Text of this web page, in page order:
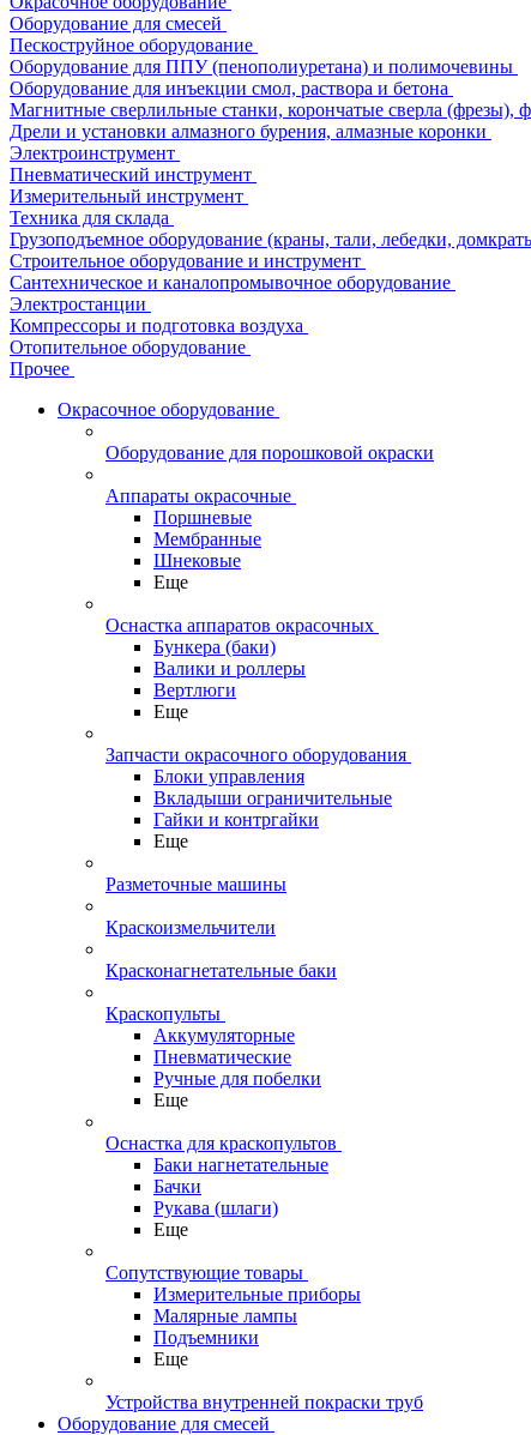
Оборудование для смесей
Пескоструйное оборудование
Оборудование для ППУ (пенополиуретана) и полимочевины
Оборудование для инъекции смол, раствора и бетона
Магнитные сверлильные станки, корончатые сверла (фрезы),
Дрели и установки алмазного бурения, алмазные коронки
Электроинструмент
Пневматический инструмент
Измерительный инструмент
Техника для склада
Грузоподъемное оборудование (краны, тали, лебедки,
Строительное оборудование и инструмент
Сантехническое и каналопромывочное оборудование
Электростанции
Компрессоры и подготовка воздуха
Отопительное оборудование
Прочее
Окрасочное оборудование
Оборудование для порошковой окраски
Аппараты окрасочные
Поршневые
Мембранные
Шнековые
Еще
Оснастка аппаратов окрасочных
Бункера (баки)
Валики и роллеры
Вертлюги
Еще
Запчасти окрасочного оборудования
Блоки управления
Вкладыши ограничительные
Гайки и контргайки
Еще
Разметочные машины
Краскоизмельчители
Красконагнетательные баки
Краскопульты
Аккумуляторные
Пневматические
Ручные для побелки
Еще
Оснастка для краскопультов
Баки нагнетательные
Бачки
Рукава (шлаги)
Еще
Сопутствующие товары
Измерительные приборы
Малярные лампы
Подъемники
Еще
Устройства внутренней покраски труб
Оборудование для смесей